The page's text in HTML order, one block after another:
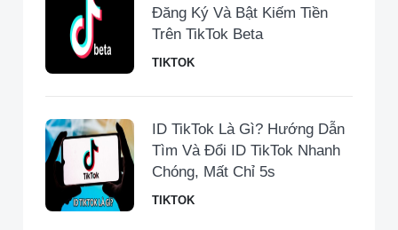
Đăng Ký Và Bật Kiếm Tiền
Trên TikTok Beta
TIKTOK
ID TikTok Là Gì? Hướng Dẫn
Tìm Và Đổi ID TikTok Nhanh
Chóng, Mất Chỉ 5s
TIKTOK